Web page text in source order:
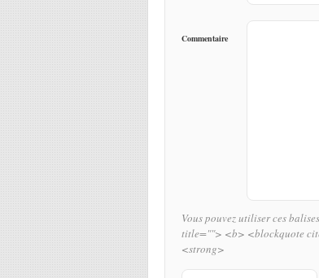
Commentaire
Vous pouvez utiliser ces
title=""> <b> <blockquote
<strong>